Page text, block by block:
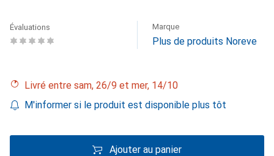
Évaluations Marque
Plus de produits Noreve
Livré entre sam, 26/9 et mer, 14/10
M'informer si le produit est disponible plus tôt
Ajouter au panier